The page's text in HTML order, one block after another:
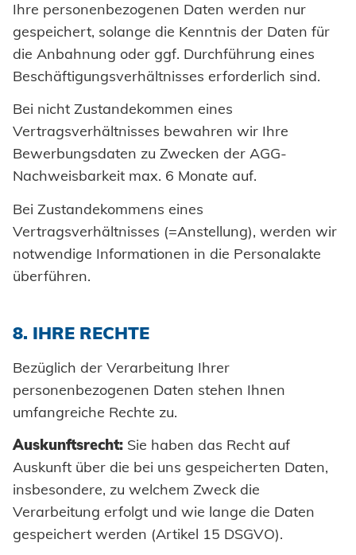
Ihre personenbezogenen Daten werden nur
gespeichert, solange die Kenntnis der Daten für
die Anbahnung oder ggf. Durchführung eines
Beschäftigungsverhältnisses erforderlich sind.
Bei nicht Zustandekommen eines
Vertragsverhältnisses bewahren wir Ihre
Bewerbungsdaten zu Zwecken der AGG-
Nachweisbarkeit max. 6 Monate auf.
Bei Zustandekommens eines
Vertragsverhältnisses (=Anstellung), werden wir
notwendige Informationen in die Personalakte
überführen.
8. IHRE RECHTE
Bezüglich der Verarbeitung Ihrer
personenbezogenen Daten stehen Ihnen
umfangreiche Rechte zu.
Auskunftsrecht: Sie haben das Recht auf
Auskunft über die bei uns gespeicherten Daten,
insbesondere, zu welchem Zweck die
Verarbeitung erfolgt und wie lange die Daten
gespeichert werden (Artikel 15 DSGVO).